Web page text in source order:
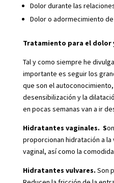
Dolor durante las
Dolor o adormecimiento
Tratamiento para el
Tal y como siempre he
importante es seguir los
que son el
desensibilización y la
en pocas semanas van a ir
Hidratantes vaginales. S
proporcionan hidratación a la
vaginal, así como la
Hidratantes vulvares. Son